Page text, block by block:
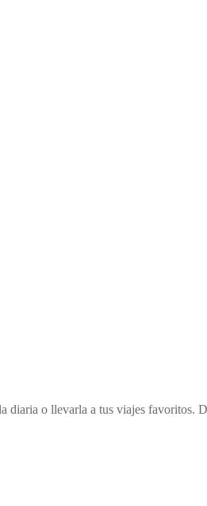
diaria o llevarla a tus viajes favoritos.